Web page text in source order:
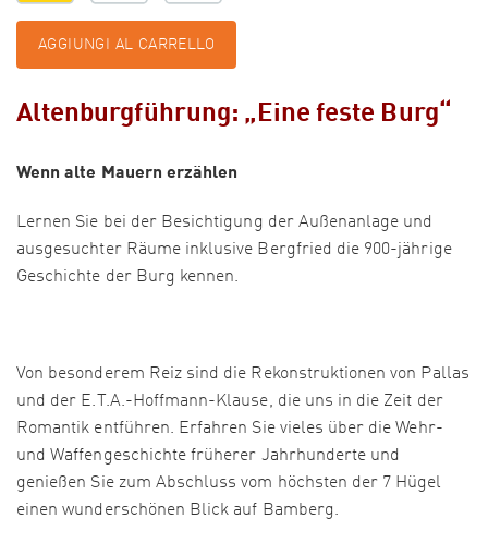
AGGIUNGI AL CARRELLO
Altenburgführung: „Eine feste Burg“
Wenn alte Mauern erzählen
Lernen Sie bei der Besichtigung der Außenanlage und
ausgesuchter Räume inklusive Bergfried die 900-jährige
Geschichte der Burg kennen.
Von besonderem Reiz sind die Rekonstruktionen von Pallas
und der E.T.A.-Hoffmann-Klause, die uns in die Zeit der
Romantik entführen. Erfahren Sie vieles über die Wehr-
und Waffengeschichte früherer Jahrhunderte und
genießen Sie zum Abschluss vom höchsten der 7 Hügel
einen wunderschönen Blick auf Bamberg.